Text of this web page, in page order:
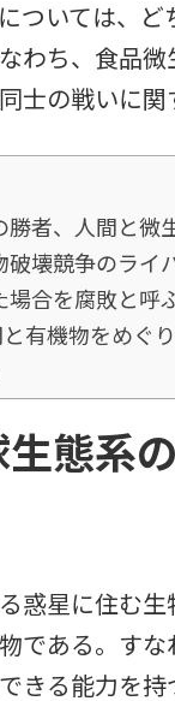
ついては、
わち、食品
士の戦いに関
勝者、人間と微
破壊競争のライ
場合を腐敗と呼
有機物をめぐ
態系
惑星に住む生
である。す
きる能力を